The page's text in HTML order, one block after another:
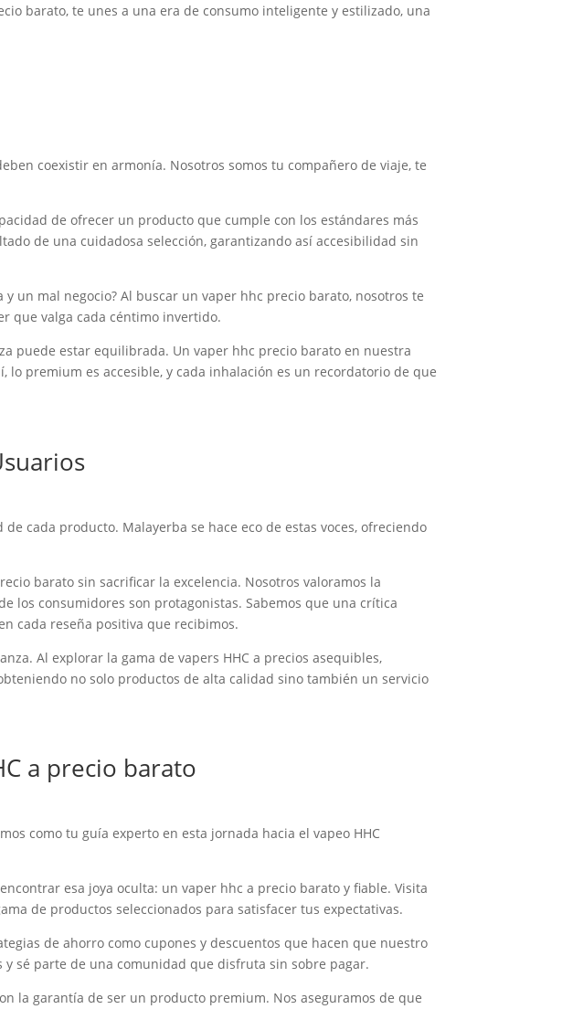
barato, te unes a una era de consumo inteligente y estilizado, una
coexistir en armonía. Nosotros somos tu compañero de viaje, te
de ofrecer un producto que cumple con los estándares más
de una cuidadosa selección, garantizando así accesibilidad sin
un mal negocio? Al buscar un vaper hhc precio barato, nosotros te
que valga cada céntimo invertido.
puede estar equilibrada. Un vaper hhc precio barato en nuestra
premium es accesible, y cada inhalación es un recordatorio de que
cada producto. Malayerba se hace eco de estas voces, ofreciendo
barato sin sacrificar la excelencia. Nosotros valoramos la
los consumidores son protagonistas. Sabemos que una crítica
cada reseña positiva que recibimos.
Al explorar la gama de vapers HHC a precios asequibles,
no solo productos de alta calidad sino también un servicio
a precio barato
como tu guía experto en esta jornada hacia el vapeo HHC
esa joya oculta: un vaper hhc a precio barato y fiable. Visita
de productos seleccionados para satisfacer tus expectativas.
de ahorro como cupones y descuentos que hacen que nuestro
sé parte de una comunidad que disfruta sin sobre pagar.
la garantía de ser un producto premium. Nos aseguramos de que